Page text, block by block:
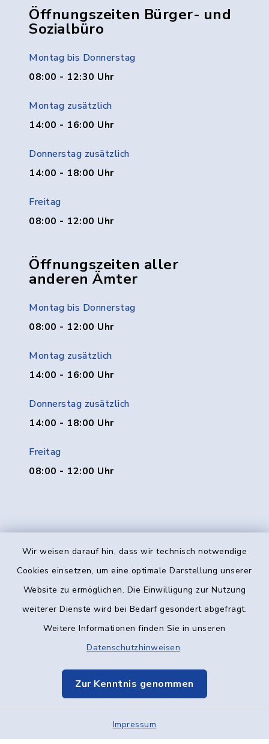
Wir weisen darauf hin, dass wir technisch notwendige
Cookies einsetzen, um eine optimale Darstellung unserer
Website zu ermöglichen. Die Einwilligung zur Nutzung
weiterer Dienste wird bei Bedarf gesondert abgefragt.
Weitere Informationen finden Sie in unseren
Datenschutzhinweisen.
Zur Kenntnis genommen
Impressum
Öffnungszeiten Bürger- und
Sozialbüro
Montag bis Donnerstag
08:00 - 12:30 Uhr
Montag zusätzlich
14:00 - 16:00 Uhr
Donnerstag zusätzlich
14:00 - 18:00 Uhr
Freitag
08:00 - 12:00 Uhr
Öffnungszeiten aller
anderen Ämter
Montag bis Donnerstag
08:00 - 12:00 Uhr
Montag zusätzlich
14:00 - 16:00 Uhr
Donnerstag zusätzlich
14:00 - 18:00 Uhr
Freitag
08:00 - 12:00 Uhr
Kontakt
Datenschutz
Elektronische Kommunikation
Sitemap